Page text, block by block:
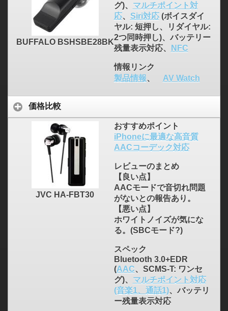
BUFFALO BSHSBE28BK
グ)、 マルチポイント対
応、 Siri対応(ボイスダイ
ヤル: 短押し、リダイヤル:
2つ同時押し)、バッテリー
残量表示対応、
NFC
情報リンク
製品情報、 AV Watch
価格比較
JVC HA-FBT30
おすすめポイント
iPhoneに最適な高音質
AACコーデック対応
レビューのまとめ
【良い点】
AACモードで音切れ問題
がないとの報告あり。
【悪い点】
ホワイトノイズが気にな
る。(SBCモード?)
スペック
Bluetooth 3.0+EDR
(AAC、SCMS-T: ワンセ
グ)、 マルチポイント対応
(音楽1、通話1)、バッテリ
ー残量表示対応